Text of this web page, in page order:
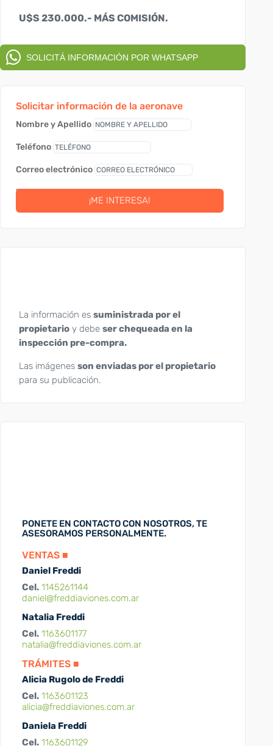
U$S 230.000.- MÁS COMISIÓN.
SOLICITÁ INFORMACIÓN POR WHATSAPP
Solicitar información de la aeronave
Nombre y Apellido
Teléfono
Correo electrónico
link
¡ME INTERESA!
La información es suministrada por el
propietario y debe ser chequeada en la
inspección pre-compra.
Las imágenes son enviadas por el propietario
para su publicación.
PONETE EN CONTACTO CON NOSOTROS, TE
ASESORAMOS PERSONALMENTE.
VENTAS ■
Daniel Freddi
Cel. 1145261144
daniel@freddiaviones.com.ar
Natalia Freddi
Cel. 1163601177
natalia@freddiaviones.com.ar
TRÁMITES ■
Alicia Rugolo de Freddi
Cel. 1163601123
alicia@freddiaviones.com.ar
Daniela Freddi
Cel. 1163601129